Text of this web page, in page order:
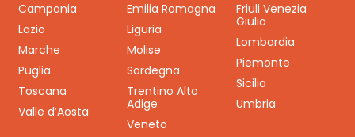
Campania
Emilia Romagna
Friuli Venezia
Giulia
Lazio
Liguria
Lombardia
Marche
Molise
Piemonte
Puglia
Sardegna
Sicilia
Toscana
Trentino Alto
Adige
Umbria
Valle d’Aosta
Veneto